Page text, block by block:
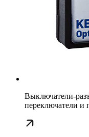
Выключатели-
переключатели и